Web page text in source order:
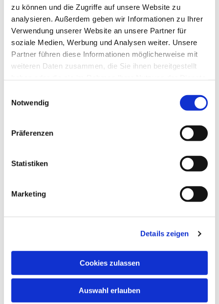
zu können und die Zugriffe auf unsere Website zu
analysieren. Außerdem geben wir Informationen zu Ihrer
Verwendung unserer Website an unsere Partner für
soziale Medien, Werbung und Analysen weiter. Unsere
Partner führen diese Informationen möglicherweise mit
weiteren Daten zusammen, die Sie ihnen bereitgestellt
Notwendig
Präferenzen
Statistiken
Marketing
Details zeigen
Cookies zulassen
Auswahl erlauben
Susanne Pumpe
Beauftragte für Flucht, Migration und
Evangelische Kirche in
Charlottenburg-Wilmersdorf
Wilhelmsaue 121
10715 Berlin